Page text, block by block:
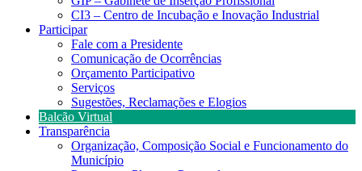
CI3 – Centro de Incubação e Inovação Industrial
Participar
Fale com a Presidente
Comunicação de Ocorrências
Orçamento Participativo
Serviços
Sugestões, Reclamações e Elogios
Balcão Virtual
Transparência
Organização, Composição Social e Funcionamento do
Município